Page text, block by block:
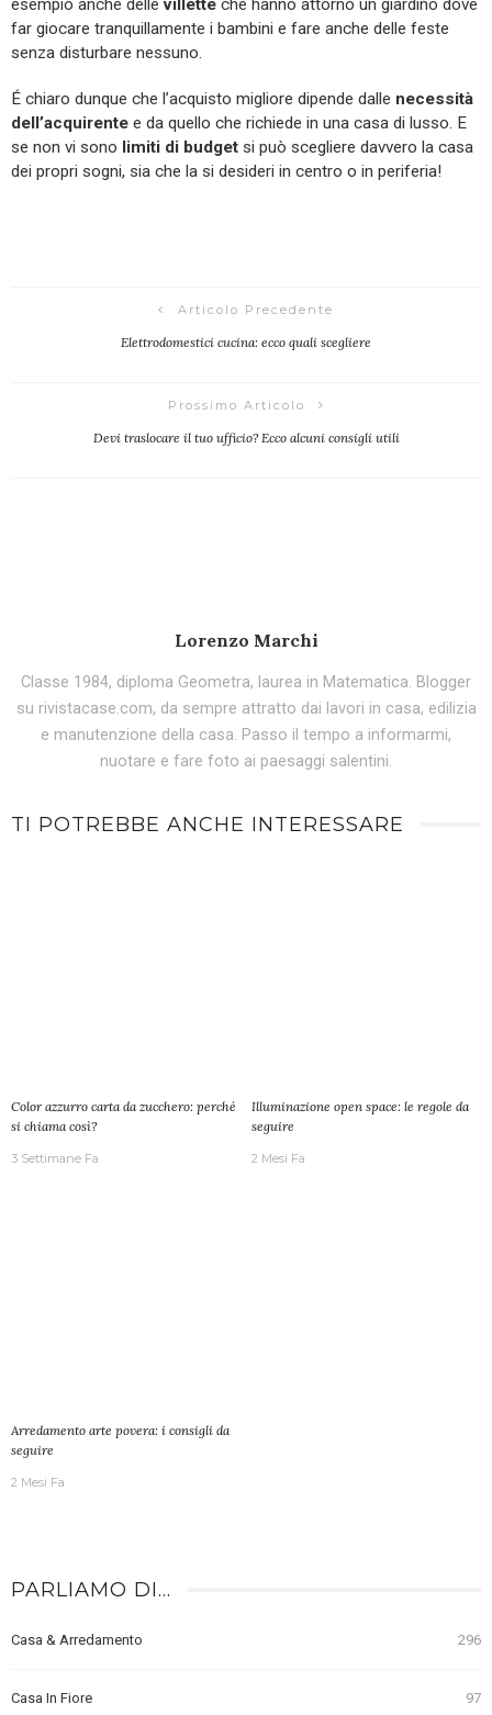
esempio anche dellevillette che hanno attorno un giardino dove
far giocare tranquillamente i bambini e fare anche delle feste
senza disturbare nessuno.
É chiaro dunque che l’acquisto migliore dipende dalle necessità
dell’acquirente e da quello che richiede in una casa di lusso. E
se non vi sono limiti di budget si può scegliere davvero la casa
dei propri sogni, sia che la si desideri in centro o in periferia!
Articolo Precedente
Elettrodomestici cucina: ecco quali scegliere
Prossimo Articolo
Devi traslocare il tuo ufficio? Ecco alcuni consigli utili
Lorenzo Marchi
Classe 1984, diploma Geometra, laurea in Matematica. Blogger
su rivistacase.com, da sempre attratto dai lavori in casa, edilizia
e manutenzione della casa. Passo il tempo a informarmi,
nuotare e fare foto ai paesaggi salentini.
TI POTREBBE ANCHE INTERESSARE
Color azzurro carta da zucchero: perché
si chiama così?
3 Settimane Fa
Illuminazione open space: le regole da
seguire
2 Mesi Fa
Arredamento arte povera: i consigli da
seguire
2 Mesi Fa
PARLIAMO DI…
Casa & Arredamento 296
Casa In Fiore 97